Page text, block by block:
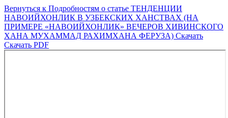
Вернуться к Подробностям о статье ТЕНДЕНЦИИ
НАВОИЙХОНЛИК В УЗБЕКСКИХ ХАНСТВАХ (НА
ПРИМЕРЕ «НАВОИЙХОНЛИК» ВЕЧЕРОВ ХИВИНСКОГО
ХАНА МУХАММАД РАХИМХАНА ФЕРУЗА) Скачать
Скачать PDF